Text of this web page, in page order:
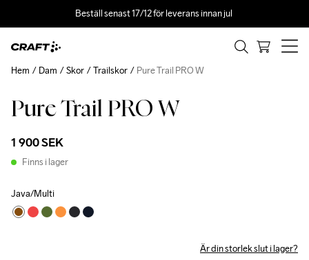
Beställ senast 17/12 för leverans innan jul
Pure Trail PRO W
1 900 SEK
Finns i lager
Java/Multi
Är din storlek slut i lager?
Hem Dam Skor Trailskor Pure Trail PRO W